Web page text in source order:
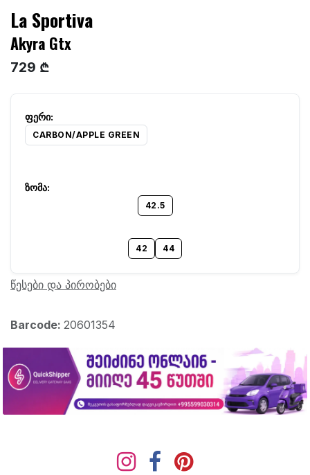
La Sportiva
Akyra Gtx
729 ₾
CARBON/APPLE GREEN
42.5
42 44
წესები და პირობები
Barcode: 20601354